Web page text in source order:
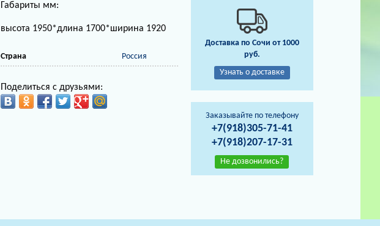
Габариты мм:
высота 1950*длина 1700*ширина 1920
Страна Россия
Поделиться с друзьями:
Доставка по Сочи от 1000
руб.
Узнать о доставке
Заказывайте по телефону
+7(918)305-71-41
+7(918)207-17-31
Не дозвонились?